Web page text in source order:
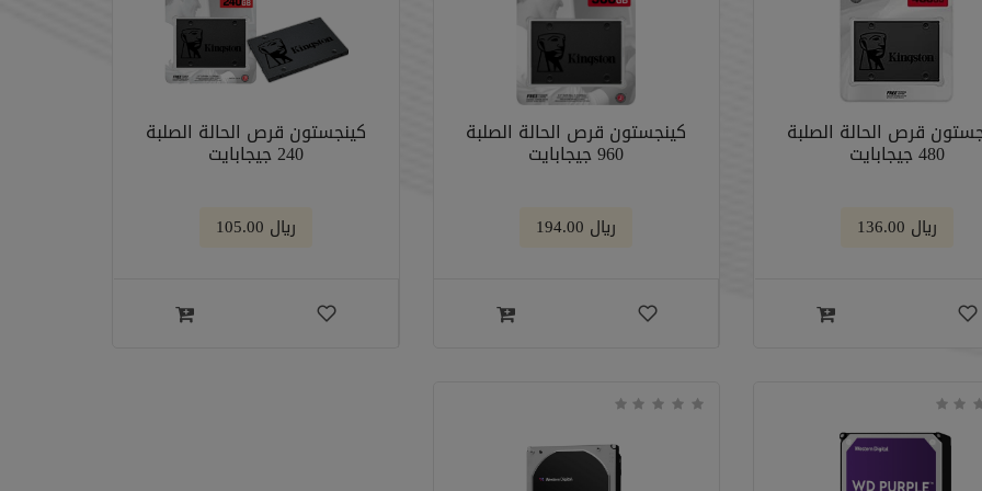
قرص الحالة الصلبة
480 جيجابايت
﷼ 136.00
كينجستون قرص الحالة الصلبة
960 جيجابايت
﷼ 194.00
كينجستون قرص الحالة الصلبة
240 جيجابايت
﷼ 105.00